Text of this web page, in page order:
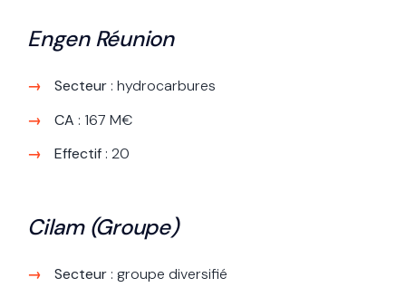
Engen Réunion
Secteur : hydrocarbures
CA : 167 M€
Effectif : 20
Cilam (Groupe)
Secteur : groupe diversifié